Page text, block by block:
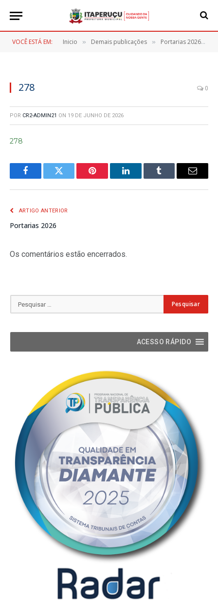
VOCÊ ESTÁ EM: Inicio » Demais publicações » Portarias 2026
278 0
POR CR2-ADMIN21 ON 19 DE JUNHO DE 2026
278
FacebookTwitter Pinterest LinkedInTumblr
E-
ARTIGO ANTERIOR
Portarias 2026
Os comentários estão encerrados.
ACESSO RÁPIDO